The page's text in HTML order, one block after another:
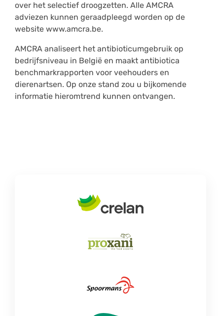
over het selectief droogzetten. Alle AMCRA
adviezen kunnen geraadpleegd worden op de
website www.amcra.be.
AMCRA analiseert het antibioticumgebruik op
bedrijfsniveau in België en maakt antibiotica
benchmarkrapporten voor veehouders en
dierenartsen. Op onze stand zou u bijkomende
informatie hieromtrend kunnen ontvangen.